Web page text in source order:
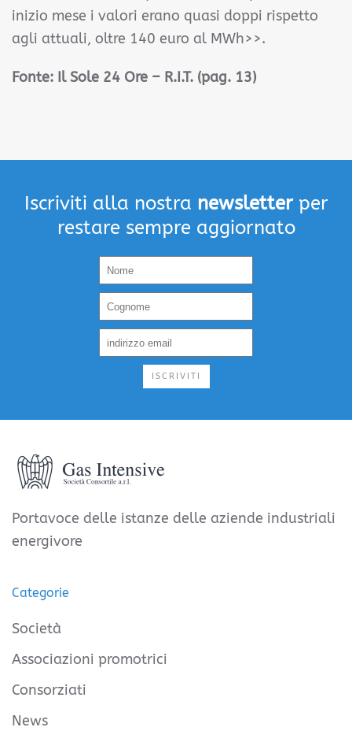
inizio mese i valori erano quasi doppi rispetto
agli attuali, oltre 140 euro al MWh>>.
Fonte: Il Sole 24 Ore – R.I.T. (pag. 13)
Iscriviti alla nostra newsletterper
restare sempre aggiornato
ISCRIVITI
Portavoce delle istanze delle aziende industriali
energivore
Categorie
Società
Associazioni promotrici
Consorziati
News